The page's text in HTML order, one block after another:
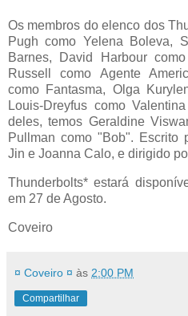
Os membros do elenco dos
Pugh como Yelena Boleva,
Barnes, David Harbour
Russell como Agente
como Fantasma, Olga
Louis-Dreyfus como
deles, temos Geraldine
Pullman como "Bob". Escrito
Jin e Joanna Calo, e dirigido
Thunderbolts* estará
em 27 de Agosto.
Coveiro
¤ Coveiro ¤ às 2:00 PM
Compartilhar